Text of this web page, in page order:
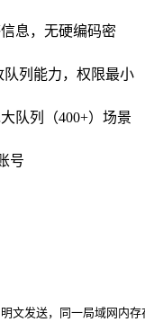
息，无硬编码密
列能力，权限最小
队列（400+）场景
号
发送，同一局域网内